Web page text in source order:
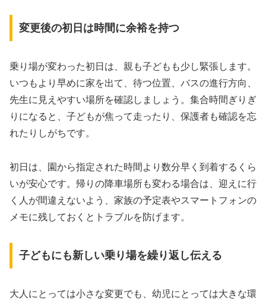
変更後の初日は時間に余裕を持つ
乗り場が変わった初日は、親も子どもも少し緊張します。
いつもより早めに家を出て、待つ位置、バスの進行方向、
先生に見えやすい場所を確認しましょう。集合時間ぎりぎ
りになると、子どもが焦って走ったり、保護者も確認を忘
れたりしがちです。
初日は、園から指定された時間より数分早く到着するくら
いが安心です。帰りの降車場所も変わる場合は、迎えに行
く人が間違えないよう、家族の予定表やスマートフォンの
メモに残しておくとトラブルを防げます。
子どもにも新しい乗り場を繰り返し伝える
大人にとっては小さな変更でも、幼児にとっては大きな環